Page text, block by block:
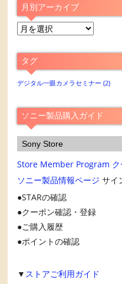
月別アーカイブ
月
ア
ー
カ
ブ
タグ
デジタル一眼カメラセミナー (2)
ソニー製品購入ガイド
Sony Store
Store Member Program
ソニー製品情報ページ サイ
STARの確認
クーポン確認・登録
ご購入履歴
ポイントの確認
▼ ストアご利用ガイド